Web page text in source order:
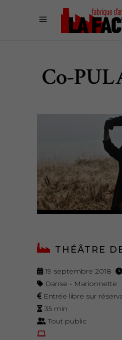
Co-
THÉÂTRE
19 septembre 2018
Danse - Marionnette
Entrée libre sur
35 min
Tout public